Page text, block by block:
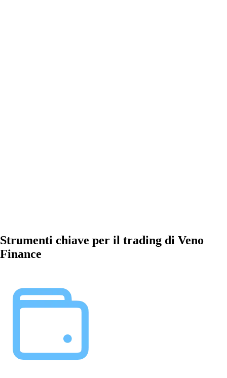
Strumenti chiave per il trading di Veno
Finance